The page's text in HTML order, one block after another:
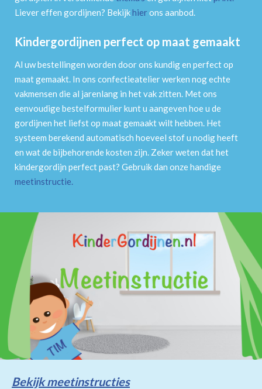
Liever effen gordijnen? Bekijkhierons aanbod.
Kindergordijnen perfect op maat gemaakt
Al uw bestellingen worden door ons kundig en perfect op
maat gemaakt. In ons confectieatelier werken nog echte
vakmensen die al jarenlang in het vak zitten. Met ons
eenvoudige bestelformulier kunt u aangeven hoe u de
gordijnen het liefst op maat gemaakt wilt hebben. Het
systeem berekend automatisch hoeveel stof u nodig heeft
en wat de bijbehorende kosten zijn. Zeker weten dat het
kindergordijn perfect past? Gebruik dan onze handige
meetinstructie.
Bekijk meetinstructies